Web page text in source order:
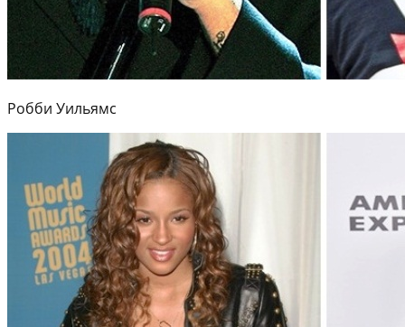
Робби Уильямс